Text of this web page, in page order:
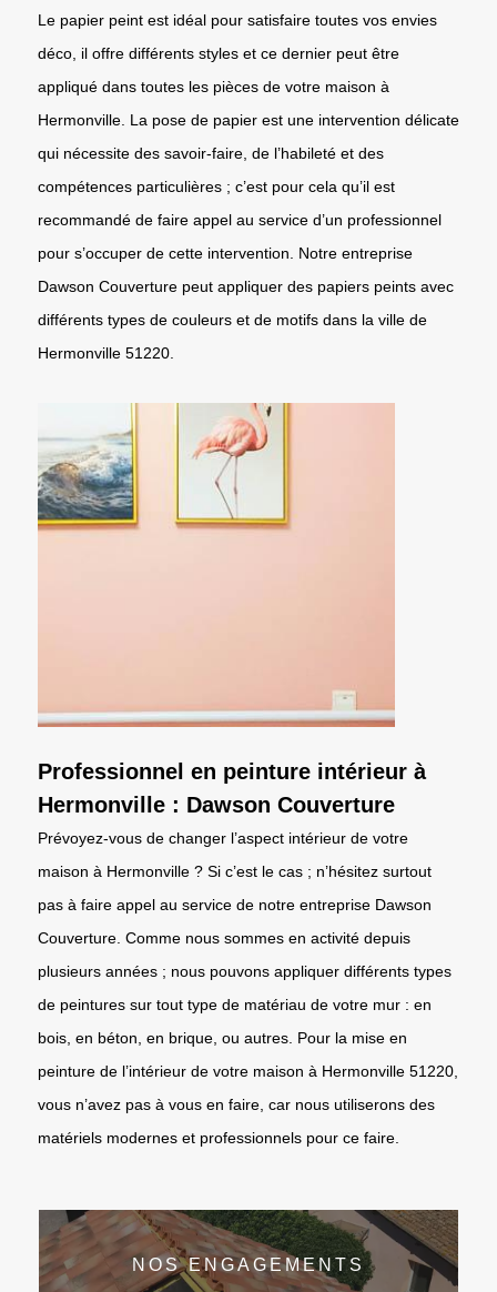
Le papier peint est idéal pour satisfaire toutes vos envies
déco, il offre différents styles et ce dernier peut être
appliqué dans toutes les pièces de votre maison à
Hermonville. La pose de papier est une intervention délicate
qui nécessite des savoir-faire, de l’habileté et des
compétences particulières ; c’est pour cela qu’il est
recommandé de faire appel au service d’un professionnel
pour s’occuper de cette intervention. Notre entreprise
Dawson Couverture peut appliquer des papiers peints avec
différents types de couleurs et de motifs dans la ville de
Hermonville 51220.
Professionnel en peinture intérieur à
Hermonville : Dawson Couverture
Prévoyez-vous de changer l’aspect intérieur de votre
maison à Hermonville ? Si c’est le cas ; n’hésitez surtout
pas à faire appel au service de notre entreprise Dawson
Couverture. Comme nous sommes en activité depuis
plusieurs années ; nous pouvons appliquer différents types
de peintures sur tout type de matériau de votre mur : en
bois, en béton, en brique, ou autres. Pour la mise en
peinture de l’intérieur de votre maison à Hermonville 51220,
vous n’avez pas à vous en faire, car nous utiliserons des
matériels modernes et professionnels pour ce faire.
NOS ENGAGEMENTS